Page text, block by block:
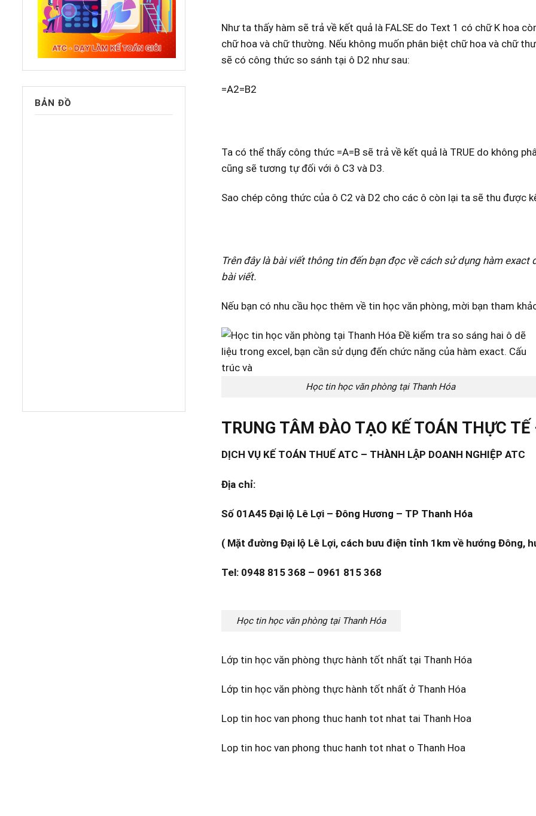
BẢN ĐỒ
Như ta thấy hàm sẽ trả về kết quả là FALSE do Text 1 có chữ K hoa
chữ hoa và chữ thường. Nếu không muốn phân biệt chữ hoa và chữ
sẽ có công thức so sánh tại ô D2 như sau:
=A2=B2
Ta có thể thấy công thức =A=B sẽ trả về kết quả là TRUE do không
cũng sẽ tương tự đối với ô C3 và D3.
Sao chép công thức của ô C2 và D2 cho các ô còn lại ta sẽ thu được
Trên đây là bài viết thông tin đến bạn đọc về cách sử dụng hàm
bài viết.
Nếu bạn có nhu cầu học thêm về tin học văn phòng, mời bạn tham
Học tin học văn phòng tại Thanh Hóa
TRUNG TÂM ĐÀO TẠO KẾ TOÁN THỰC
DỊCH VỤ KẾ TOÁN THUẾ ATC – THÀNH LẬP DOANH NGHIỆP ATC
Địa chỉ:
Số 01A45 Đại lộ Lê Lợi – Đông Hương – TP Thanh Hóa
( Mặt đường Đại lộ Lê Lợi, cách bưu điện tỉnh 1km về hướng Đông,
Tel: 0948 815 368 – 0961 815 368
Học tin học văn phòng tại Thanh Hóa
Lớp tin học văn phòng thực hành tốt nhất tại Thanh Hóa
Lớp tin học văn phòng thực hành tốt nhất ở Thanh Hóa
Lop tin hoc van phong thuc hanh tot nhat tai Thanh Hoa
Lop tin hoc van phong thuc hanh tot nhat o Thanh Hoa